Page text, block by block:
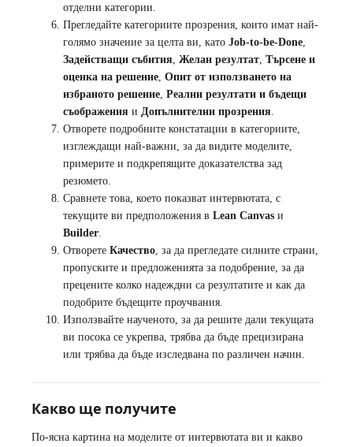
отделни категории.
Прегледайте категориите прозрения, които имат най-
голямо значение за целта ви, като Job-to-be-Done
Задействащи събития Желан резултат Търсене и
оценка на решение Опит от използването на
избраното решение Реални резултати и бъдещи
съображения и Допълнителни прозрения
Отворете подробните констатации в категориите,
изглеждащи най-важни, за да видите моделите,
примерите и подкрепящите доказателства зад
резюмето.
Сравнете това, което показват интервютата, с
текущите ви предположения в Lean Canvas и
Builder
Отворете Качество , за да прегледате силните страни,
пропуските и предложенията за подобрение, за да
прецените колко надеждни са резултатите и как да
подобрите бъдещите проучвания.
Използвайте наученото, за да решите дали текущата
ви посока се укрепва, трябва да бъде прецизирана
или трябва да бъде изследвана по различен начин.
Какво ще получите
По-ясна картина на моделите от интервютата ви и какво